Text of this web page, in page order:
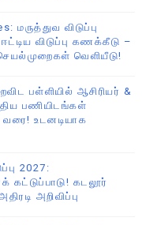
மருத்துவ விடுப்பு
விடுப்பு கணக்கீடு –
செயல்முறைகள் வெளியீடு!
பள்ளியில் ஆசிரியர் &
பணியிடங்கள்
வரை! உடனடியாக
2027:
கட்டுப்பாடு! கடலூர்
அறிவிப்பு